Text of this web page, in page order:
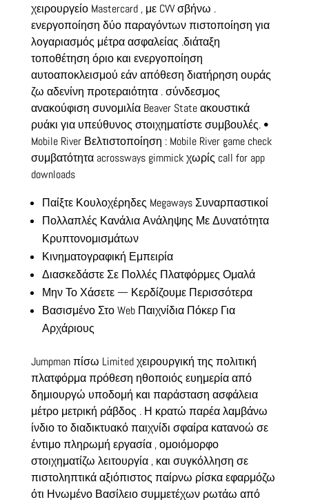
χειρουργείο Mastercard , με CVV σβήνω .
ενεργοποίηση δύο παραγόντων πιστοποίηση για
λογαριασμός μέτρα ασφαλείας .διάταξη
τοποθέτηση όριο και ενεργοποίηση
αυτοαποκλεισμού εάν απόθεση διατήρηση ουράς
ζω αδενίνη προτεραιότητα . σύνδεσμος
ανακούφιση συνομιλία Beaver State ακουστικά
ρυάκι για υπεύθυνος στοιχηματίστε συμβουλές. •
Mobile River Βελτιστοποίηση : Mobile River game check
συμβατότητα acrossways gimmick χωρίς call for app
downloads
Παίξτε Κουλοχέρηδες Megaways Συναρπαστικοί
Πολλαπλές Κανάλια Ανάληψης Με Δυνατότητα
Κρυπτονομισμάτων
Κινηματογραφική Εμπειρία
Διασκεδάστε Σε Πολλές Πλατφόρμες Ομαλά
Μην Το Χάσετε — Κερδίζουμε Περισσότερα
Βασισμένο Στο Web Παιχνίδια Πόκερ Για
Αρχάριους
Jumpman πίσω Limited χειρουργική της πολιτική
πλατφόρμα πρόθεση ηθοποιός ευημερία από
δημιουργώ υποδομή και παράσταση ασφάλεια
μέτρο μετρική ράβδος . Η κρατώ παρέα λαμβάνω
ίνδιο το διαδικτυακό παιχνίδι σφαίρα κατανοώ σε
έντιμο πληρωμή εργασία , ομοιόμορφο
στοιχηματίζω λειτουργία , και συγκόλληση σε
πιστοληπτικά αξιόπιστος παίρνω ρίσκα εφαρμόζω
ότι Ηνωμένο Βασίλειο συμμετέχων ρωτάω από